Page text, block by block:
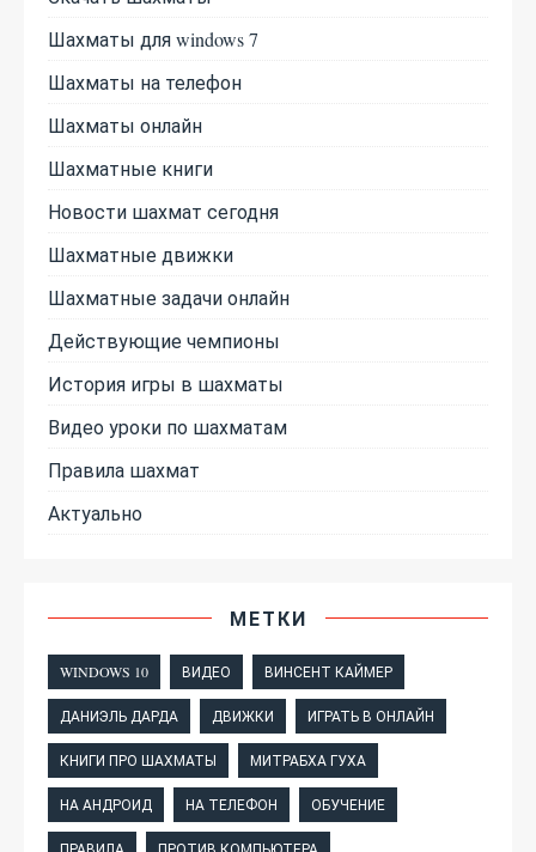
Шахматы для windows 7
Шахматы на телефон
Шахматы онлайн
Шахматные книги
Новости шахмат сегодня
Шахматные движки
Шахматные задачи онлайн
Действующие чемпионы
История игры в шахматы
Видео уроки по шахматам
Правила шахмат
Актуально
МЕТКИ
WINDOWS 10 ВИДЕО ВИНСЕНТ КАЙМЕР
ДАНИЭЛЬ ДАРДА ДВИЖКИ ИГРАТЬ В ОНЛАЙН
КНИГИ ПРО ШАХМАТЫ МИТРАБХА ГУХА
НА АНДРОИД НА ТЕЛЕФОН ОБУЧЕНИЕ
ПРАВИЛА ПРОТИВ КОМПЬЮТЕРА